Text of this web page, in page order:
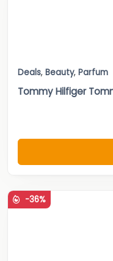
Deals, Beauty, Parfum
Tommy Hilfiger
-36%